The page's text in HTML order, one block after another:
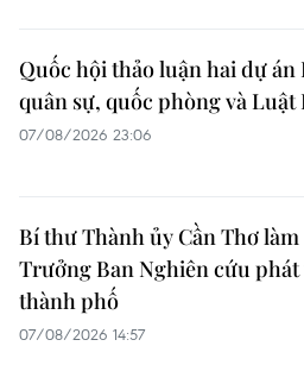
Quốc hội thảo luận hai dự án
quân sự, quốc phòng và Luật
07/08/2026 23:06
Bí thư Thành ủy Cần Thơ làm
Trưởng Ban Nghiên cứu
thành phố
07/08/2026 14:57